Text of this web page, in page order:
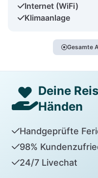
Internet (WiFi)
Klimaanlage
Gesamte
Deine
Händen
Handgeprüfte
98%
24/7 Livechat